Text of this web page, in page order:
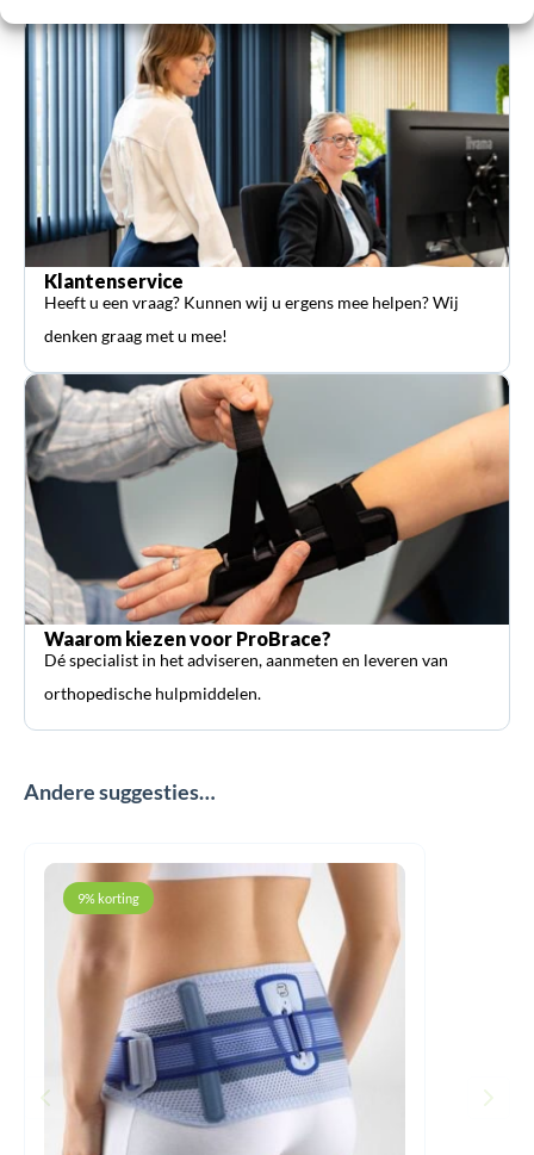
Klantenservice
Heeft u een vraag? Kunnen wij u ergens mee helpen? Wij
denken graag met u mee!
Waarom kiezen voor ProBrace?
Dé specialist in het adviseren, aanmeten en leveren van
orthopedische hulpmiddelen.
Andere suggesties…
9% korting